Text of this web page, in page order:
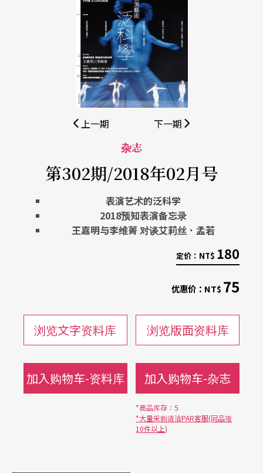
上一期 下一期
杂志
第302期/2018年02月号
表演艺术的泛科学
2018预知表演备忘录
王嘉明与李维菁 对谈艾莉丝．孟若
定价： NT$ 180
优惠价： NT$75
浏览文字资料库 浏览版面资料库
加入购物车-资料库 加入购物车-杂志
*商品库存：5
*大量采购请洽PAR客服(同品项
10件以上)